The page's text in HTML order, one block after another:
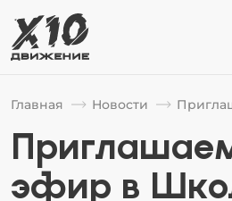
Главная Новости
эфир в